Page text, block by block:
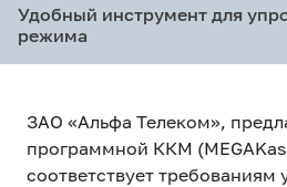
Частным клиентам
Связь
Акции
Удобный инструмент для
режима
ЗАО «Альфа Телеком»,
программной ККМ
соответствует требованиям